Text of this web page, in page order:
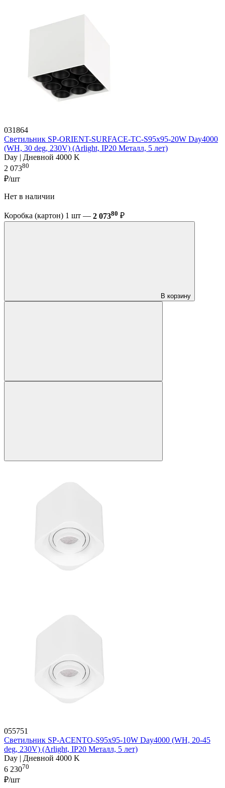
031864
Светильник SP-ORIENT-SURFACE-TC-S95x95-20W Day4000
(WH, 30 deg, 230V) (Arlight, IP20 Металл, 5 лет)
Day | Дневной 4000 K
2 07380
₽/шт
Нет в наличии
Коробка (картон) 1 шт — 2 07380 ₽
В корзину
055751
Светильник SP-ACENTO-S95x95-10W Day4000 (WH, 20-45
deg, 230V) (Arlight, IP20 Металл, 5 лет)
Day | Дневной 4000 K
6 23070
₽/шт